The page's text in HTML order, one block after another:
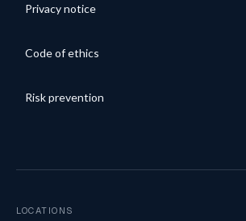
Privacy notice
Code of ethics
Risk prevention
LOCATIONS